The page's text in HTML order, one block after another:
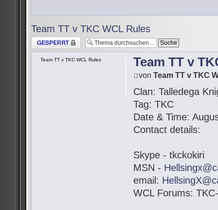
Team TT v TKC WCL Rules
Thema gesperrt
Team TT v
vonTeam TT v TKC
Clan: Talledega
Tag: TKC
Date & Time:
Contact details:
Skype - tkckokiri
MSN -
email:
WCL Forums:
Team TT v TKC WCL Rules